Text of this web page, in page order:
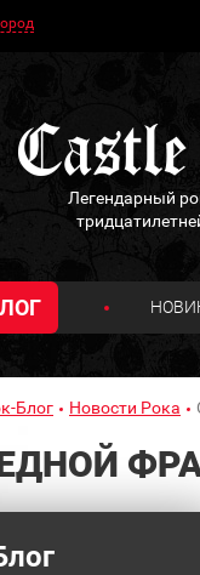
Легендарный
Блог Новости Рока